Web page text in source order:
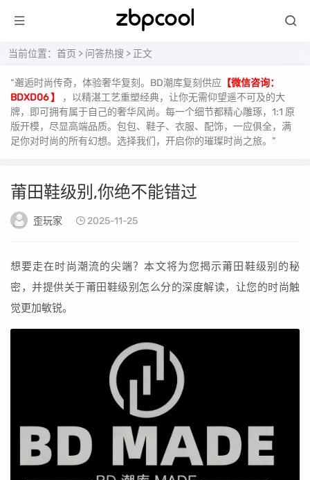
当前位置： 首页 > 问答热搜 > 正文
“邂逅时尚传奇，体验奢华复刻。BD潮库复刻供应 【微信咨询：
BDXD06 】
，以精湛工艺重塑经典，让你无需仰望遥不可及的大
牌，即可拥有属于自己的奢华风尚。每一个细节都精心雕琢，1:1 原
版开模，尽显高端品质。包包、鞋子、衣服、配饰，一应俱全，满
足你对时尚的所有幻想。选择我们，开启你的璀璨时尚之旅。”
莆田鞋级别,你绝不能错过
歪玩家 2025-11-25
想要走在时尚潮流的尖端？本文将为您揭示莆田鞋级别的秘
密，并提供关于莆田鞋级别怎么分的深度解读，让您的时尚触
觉更加敏锐。